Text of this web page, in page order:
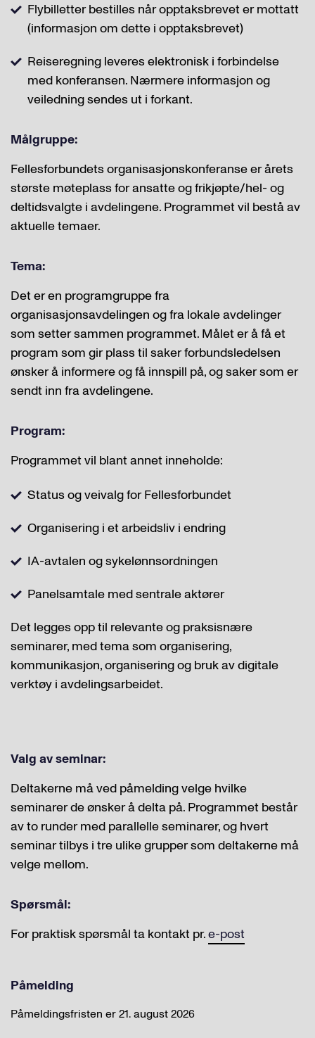
Flybilletter bestilles når opptaksbrevet er mottatt
(informasjon om dette i opptaksbrevet)
Reiseregning leveres elektronisk i forbindelse
med konferansen. Nærmere informasjon og
veiledning sendes ut i forkant.
Målgruppe:
Fellesforbundets organisasjonskonferanse er årets
største møteplass for ansatte og frikjøpte/hel- og
deltidsvalgte i avdelingene. Programmet vil bestå av
aktuelle temaer.
Tema:
Det er en programgruppe fra
organisasjonsavdelingen og fra lokale avdelinger
som setter sammen programmet. Målet er å få et
program som gir plass til saker forbundsledelsen
ønsker å informere og få innspill på, og saker som er
sendt inn fra avdelingene.
Program:
Programmet vil blant annet inneholde:
Status og veivalg for Fellesforbundet
Organisering i et arbeidsliv i endring
IA-avtalen og sykelønnsordningen
Panelsamtale med sentrale aktører
Det legges opp til relevante og praksisnære
seminarer, med tema som organisering,
kommunikasjon, organisering og bruk av digitale
verktøy i avdelingsarbeidet.
Valg av seminar:
Deltakerne må ved påmelding velge hvilke
seminarer de ønsker å delta på. Programmet består
av to runder med parallelle seminarer, og hvert
seminar tilbys i tre ulike grupper som deltakerne må
velge mellom.
Spørsmål:
For praktisk spørsmål ta kontakt pr.e-post
Påmelding
Påmeldingsfristen er 21. august 2026